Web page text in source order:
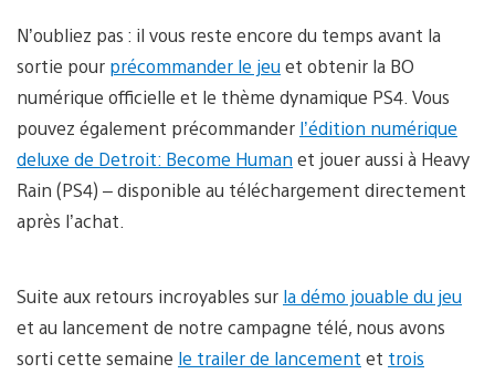
N’oubliez pas : il vous reste encore du temps avant la
sortie pour précommander le jeu et obtenir la BO
numérique officielle et le thème dynamique PS4. Vous
pouvez également précommander l’édition numérique
deluxe de Detroit: Become Human et jouer aussi à Heavy
Rain (PS4) – disponible au téléchargement directement
après l’achat.
Suite aux retours incroyables sur la démo jouable du jeu
et au lancement de notre campagne télé, nous avons
sorti cette semaine le trailer de lancement et trois